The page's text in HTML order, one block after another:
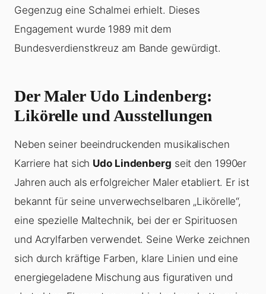
Gegenzug eine Schalmei erhielt. Dieses
Engagement wurde 1989 mit dem
Bundesverdienstkreuz am Bande gewürdigt.
Der Maler Udo Lindenberg:
Likörelle und Ausstellungen
Neben seiner beeindruckenden musikalischen
Karriere hat sich Udo Lindenberg seit den 1990er
Jahren auch als erfolgreicher Maler etabliert. Er ist
bekannt für seine unverwechselbaren „Likörelle“,
eine spezielle Maltechnik, bei der er Spirituosen
und Acrylfarben verwendet. Seine Werke zeichnen
sich durch kräftige Farben, klare Linien und eine
energiegeladene Mischung aus figurativen und